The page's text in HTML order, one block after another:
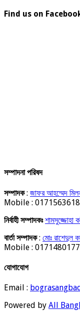
Find us on
সম্পাদনা পরিষদ
সম্পাদক: জাফর আহম্মেদ
Mobile :
নির্বাহী সম্পাদকঃশামসুজ্জোহা
বার্তা সম্পাদক: মোঃ রাশেদুল
Mobile :
যোগাযোগ
Email :
Powered by All